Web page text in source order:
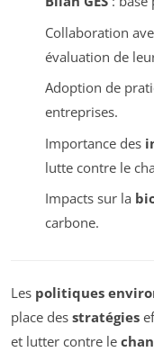
Collaboration
évaluation de
Adoption de
entreprises.
Importance des
lutte contre le
Impacts sur la
carbone.
Les politiques
place des stratégies
et lutter contre le